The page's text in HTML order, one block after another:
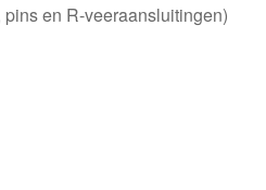
en R-veeraansluitingen)